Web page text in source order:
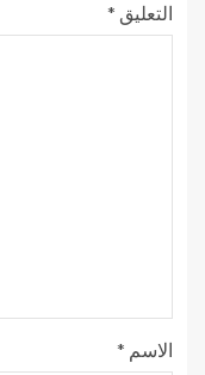
التعليق *
الاسم *